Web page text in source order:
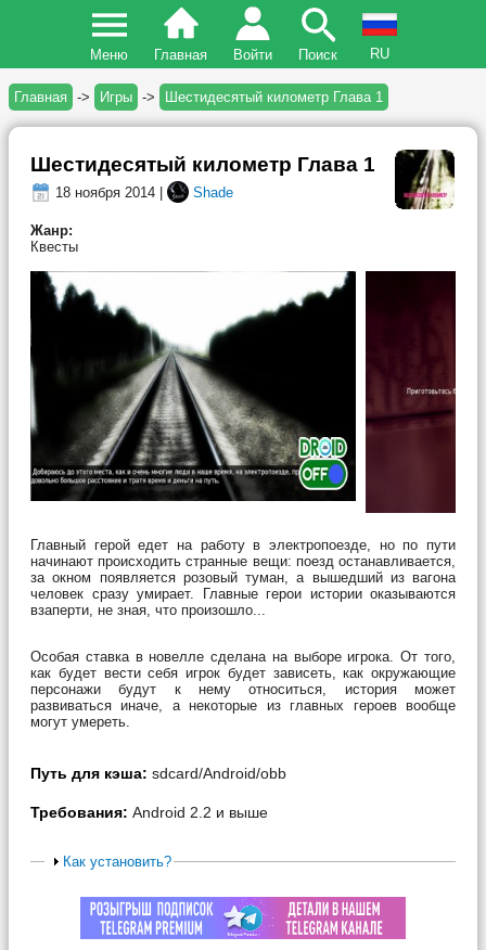
Меню Главная Войти Поиск RU
Главная -> Игры -> Шестидесятый километр Глава 1
Шестидесятый километр Глава 1
18 ноября 2014 | Shade
Жанр:
Квесты
Главный герой едет на работу в электропоезде, но по пути
начинают происходить странные вещи: поезд останавливается,
за окном появляется розовый туман, а вышедший из вагона
человек сразу умирает. Главные герои истории оказываются
взаперти, не зная, что произошло...
Особая ставка в новелле сделана на выборе игрока. От того,
как будет вести себя игрок будет зависеть, как окружающие
персонажи будут к нему относиться, история может
развиваться иначе, а некоторые из главных героев вообще
могут умереть.
Путь для кэша: sdcard/Android/obb
Требования: Android 2.2 и выше
Как установить?